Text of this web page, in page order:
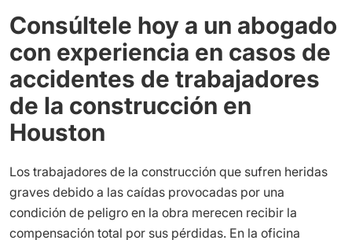
Consúltele hoy a un abogado
con experiencia en casos de
accidentes de trabajadores
de la construcción en
Houston
Los trabajadores de la construcción que sufren heridas
graves debido a las caídas provocadas por una
condición de peligro en la obra merecen recibir la
compensación total por sus pérdidas. En la oficina